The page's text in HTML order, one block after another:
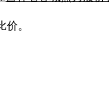
价。